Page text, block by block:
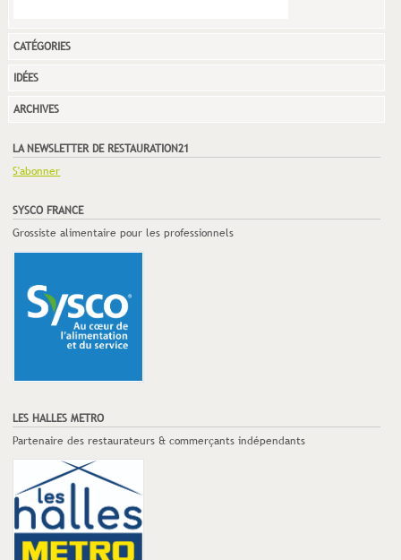
CATÉGORIES
IDÉES
ARCHIVES
LA NEWSLETTER DE RESTAURATION21
S'abonner
SYSCO FRANCE
Grossiste alimentaire pour les professionnels
LES HALLES METRO
Partenaire des restaurateurs & commerçants indépendants